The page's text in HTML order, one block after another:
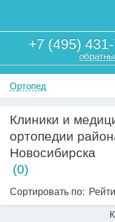
+7 (495)
Ортопед
Клиники и
ортопедии
Новосибирска
(0)
Сортировать по: